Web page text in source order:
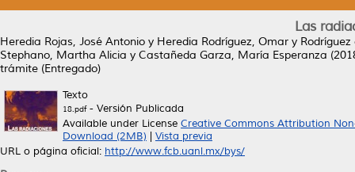
Las
Heredia Rojas, José Antonio y Heredia Rodríguez, Omar y
Stephano, Martha Alicia y Castañeda Garza, María Esperanza
trámite (Entregado)
Texto
18.pdf- Versión Publicada
Available under License Creative Commons Attribution
Download (2MB)
Vista previa
URL o página oficial: http://www.fcb.uanl.mx/bys/